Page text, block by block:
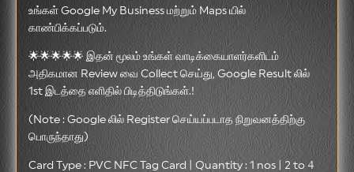
உங்கள் Google My Business மற்றும் Maps யில்
காண்பிக்கப்படும்.
🌟🌟🌟🌟🌟 இதன் மூலம் உங்கள் வாடிக்கையாளர்களிடம்
அதிகமான Review வை Collect செய்து, Google Result லில்
1st இடத்தை எளிதில் பிடித்திடுங்கள்.!
(Note : Google லில் Register செய்யப்படாத நிறுவனத்திற்கு
பொருந்தாது)
Card Type : PVC NFC Tag Card | Quantity : 1 nos | 2 to 4